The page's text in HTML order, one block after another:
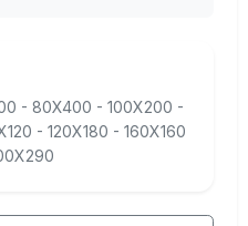
- 80X400 - 100X200 -
- 120X180 - 160X160